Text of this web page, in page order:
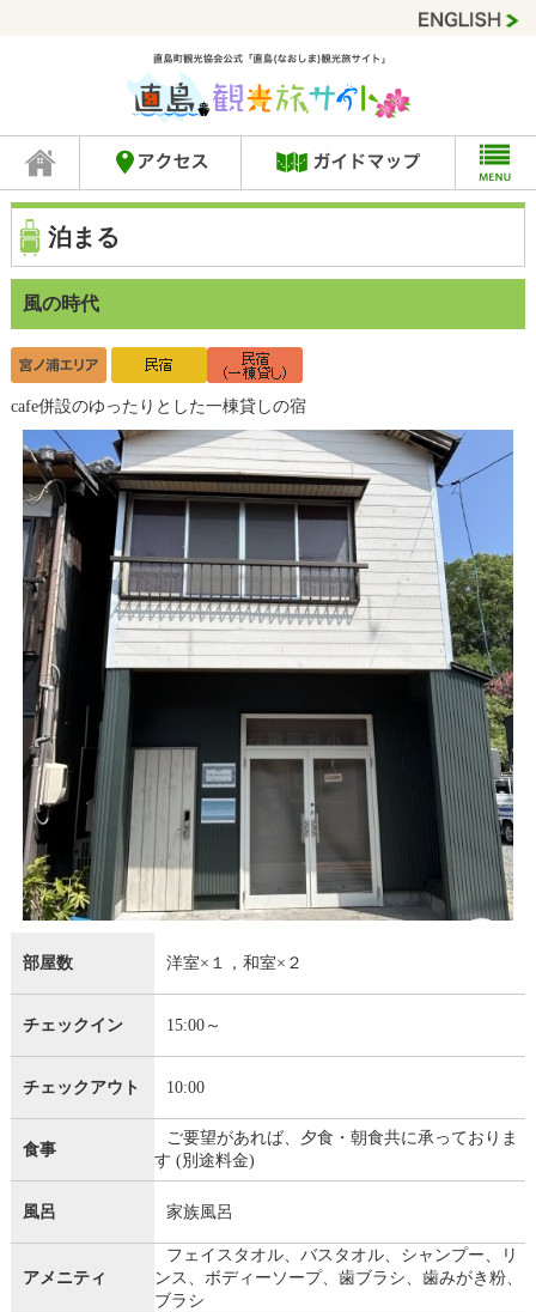
泊まる
風の時代
cafe併設のゆったりとした一棟貸しの宿
部屋数 洋室×１，和室×２
チェックイン 15:00～
チェックアウト 10:00
食事
ご要望があれば、夕食・朝食共に承っておりま
す (別途料金)
風呂 家族風呂
アメニティ
フェイスタオル、バスタオル、シャンプー、リ
ンス、ボディーソープ、歯ブラシ、歯みがき粉、
ブラシ